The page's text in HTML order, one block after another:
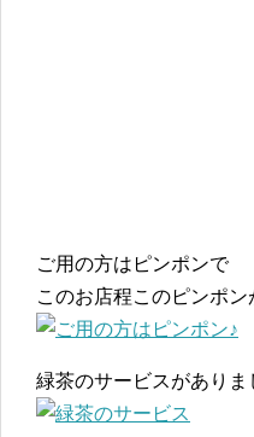
ご用の方はピンポンで
このお店程このピンポ
緑茶のサービスがありま